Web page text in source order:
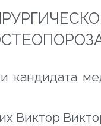
кандидата
Виктор